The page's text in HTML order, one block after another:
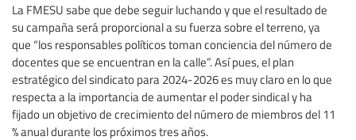
La FMESU sabe que debe seguir luchando y que el resultado de
su campaña será proporcional a su fuerza sobre el terreno, ya
que “los responsables políticos toman conciencia del número de
docentes que se encuentran en la calle”. Así pues, el plan
estratégico del sindicato para 2024-2026 es muy claro en lo que
respecta a la importancia de aumentar el poder sindical y ha
fijado un objetivo de crecimiento del número de miembros del 11
% anual durante los próximos tres años.